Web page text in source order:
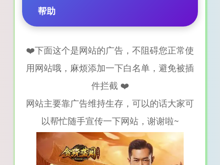
帮助
❤️下面这个是网站的广告，不阻碍您正常使
用网站哦，麻烦添加一下白名单，避免被插
件拦截 ❤️
网站主要靠广告维持生存，可以的话大家可
以帮忙随手宣传一下网站，谢谢啦~